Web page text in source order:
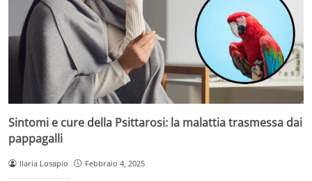
Sintomi e cure della Psittarosi: la malattia trasmessa dai
pappagalli
Ilaria Losapio Febbraio 4, 2025